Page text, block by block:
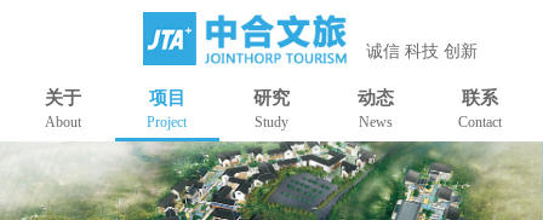
诚信 科技 创新
关于
About
项目
Project
研究
Study
动态
News
联系
Contact